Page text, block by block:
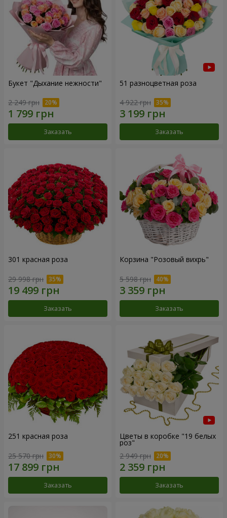
Букет "Дыхание нежности"
2 249 грн
Заказать
51 разноцветная роза
4 922 грн
Заказать
301 красная роза
29 998 грн
Заказать
Корзина "Розовый вихрь"
5 598 грн
Заказать
251 красная роза
25 570 грн
Заказать
Цветы в коробке "19 белых
роз"
2 949 грн
Заказать